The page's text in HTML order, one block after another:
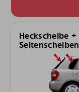
Heckscheibe +
Seitenscheiben